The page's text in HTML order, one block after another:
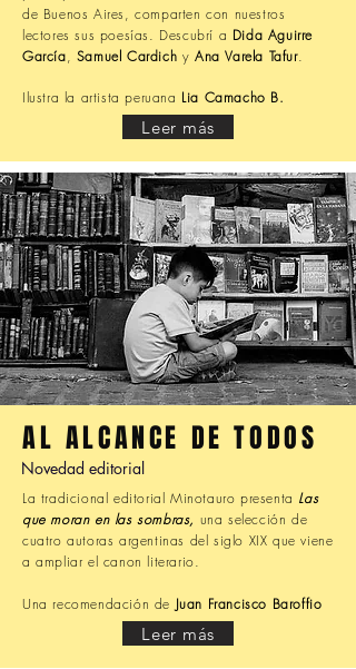
de Buenos Aires, comparten con nuestros
lectores sus poesías. Descubrí a Dida Aguirre
García, Samuel Cardich yAna Varela Tafur.
Ilustra la artista peruana Lia Camacho B.
Leer más
AL ALCANCE DE TODOS
Novedad editorial
La tradicional editorial Minotauro presenta Las
que moran en las sombras, una selección de
cuatro autoras argentinas del siglo XIX que viene
a ampliar el canon literario.
Una recomendación de Juan Francisco Baroffio
Leer más